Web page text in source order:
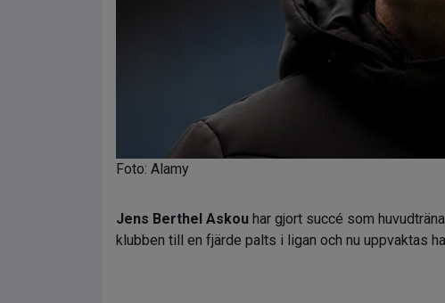
Foto: Alamy
Jens Berthel Askou har gjort succé som
klubben till en fjärde palts i ligan och nu uppvaktas